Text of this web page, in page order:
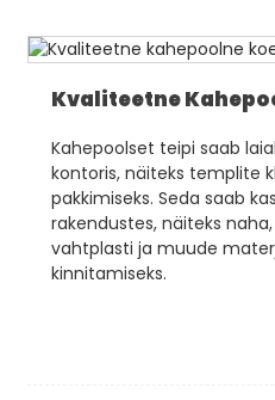
Kvaliteetne
Kahepoolset teipi saab
kontoris, näiteks templite
pakkimiseks. Seda saab
rakendustes, näiteks
vahtplasti ja muude
kinnitamiseks.